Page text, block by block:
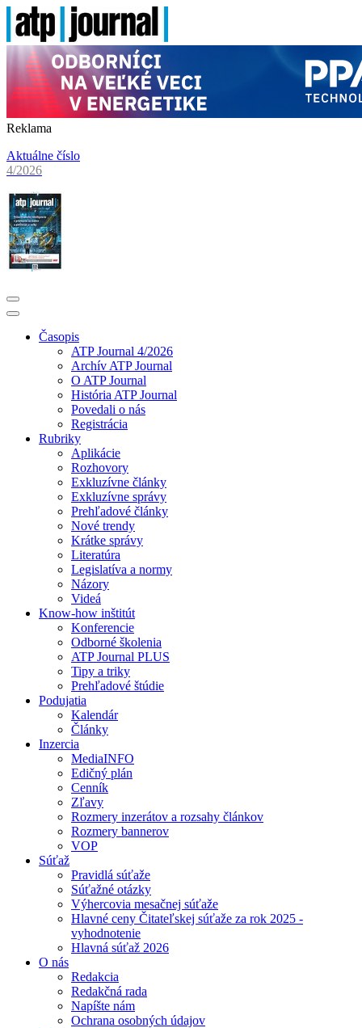
Reklama
Aktuálne číslo
4/2026
Časopis
ATP Journal 4/2026
Archív ATP Journal
O ATP Journal
História ATP Journal
Povedali o nás
Registrácia
Rubriky
Aplikácie
Rozhovory
Exkluzívne články
Exkluzívne správy
Prehľadové články
Nové trendy
Krátke správy
Literatúra
Legislatíva a normy
Názory
Videá
Know-how inštitút
Konferencie
Odborné školenia
ATP Journal PLUS
Tipy a triky
Prehľadové štúdie
Podujatia
Kalendár
Články
Inzercia
MediaINFO
Edičný plán
Cenník
Zľavy
Rozmery inzerátov a rozsahy článkov
Rozmery bannerov
VOP
Súťaž
Pravidlá súťaže
Súťažné otázky
Výhercovia mesačnej súťaže
Hlavné ceny Čitateľskej súťaže za rok 2025 -
vyhodnotenie
Hlavná súťaž 2026
O nás
Redakcia
Redakčná rada
Napíšte nám
Ochrana osobných údajov